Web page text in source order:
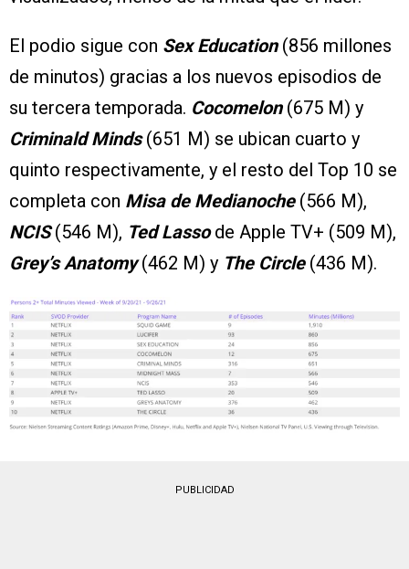
El podio sigue con Sex Education(856 millones
de minutos) gracias a los nuevos episodios de
su tercera temporada. Cocomelon(675 M) y
Criminald Minds(651 M) se ubican cuarto y
quinto respectivamente, y el resto del Top 10 se
completa con Misa de Medianoche(566 M),
NCIS(546 M), Ted Lassode Apple TV+ (509 M),
Grey’s Anatomy(462 M) y The Circle (436 M).
PUBLICIDAD